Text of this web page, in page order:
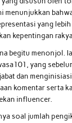
menunjukkan
yang
kepentingan
begitu menonjol.
yang
dan
komentar serta
influencer.
soal jumlah